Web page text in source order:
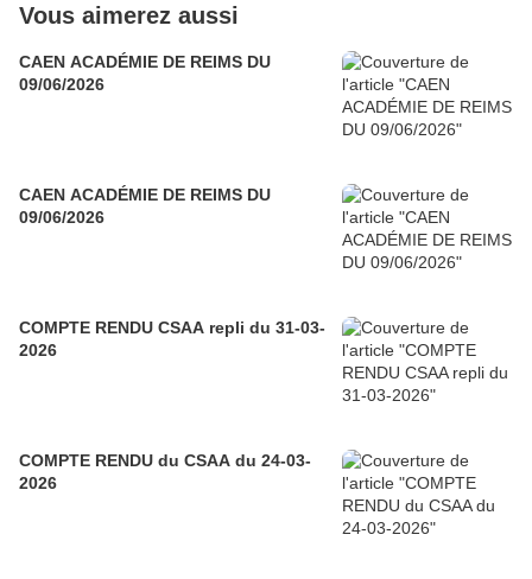
Vous aimerez aussi
CAEN ACADÉMIE DE REIMS DU
09/06/2026
CAEN ACADÉMIE DE REIMS DU
09/06/2026
COMPTE RENDU CSAA repli du 31-03-
2026
COMPTE RENDU du CSAA du 24-03-
2026